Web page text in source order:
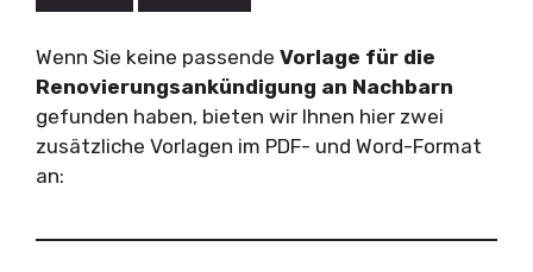
Wenn Sie keine passende Vorlage für die
Renovierungsankündigung an Nachbarn
gefunden haben, bieten wir Ihnen hier zwei
zusätzliche Vorlagen im PDF- und Word-Format
an: